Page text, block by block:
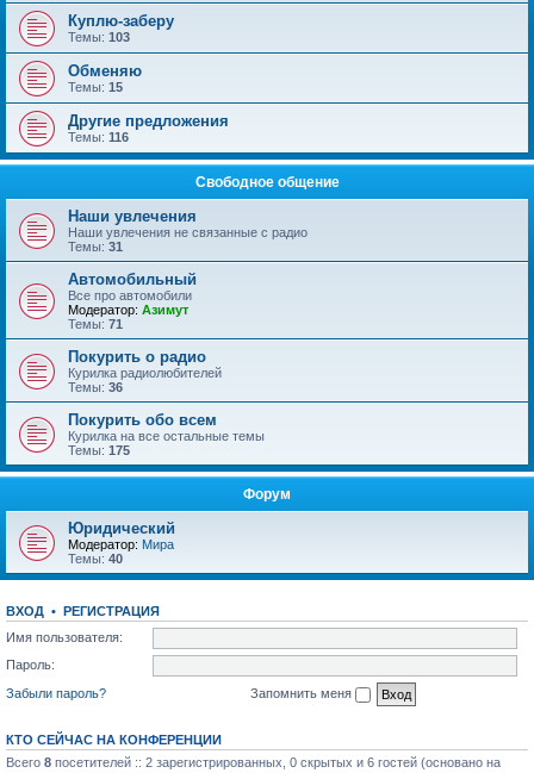
Куплю-заберу
Темы: 103
Обменяю
Темы: 15
Другие предложения
Темы: 116
Свободное общение
Наши увлечения
Наши увлечения не связанные с радио
Темы: 31
Автомобильный
Все про автомобили
Модератор: Азимут
Темы: 71
Покурить о радио
Курилка радиолюбителей
Темы: 36
Покурить обо всем
Курилка на все остальные темы
Темы: 175
Форум
Юридический
Модератор: Мира
Темы: 40
ВХОД • РЕГИСТРАЦИЯ
Имя пользователя:
Пароль:
Забыли пароль?
Запомнить меня
КТО СЕЙЧАС НА КОНФЕРЕНЦИИ
Всего 8 посетителей :: 2 зарегистрированных, 0 скрытых и 6 гостей (основано на